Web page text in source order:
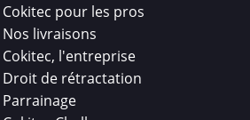
Cokitec pour les pros
Nos livraisons
Cokitec, l'entreprise
Droit de rétractation
Parrainage